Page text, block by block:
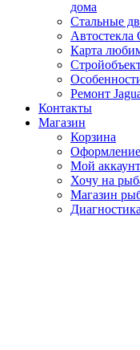
дома
Стальные
Карта
Ремонт
Контакты
Магазин
Корзина
Оформление
Мой аккаунт
Хочу на
Магазин